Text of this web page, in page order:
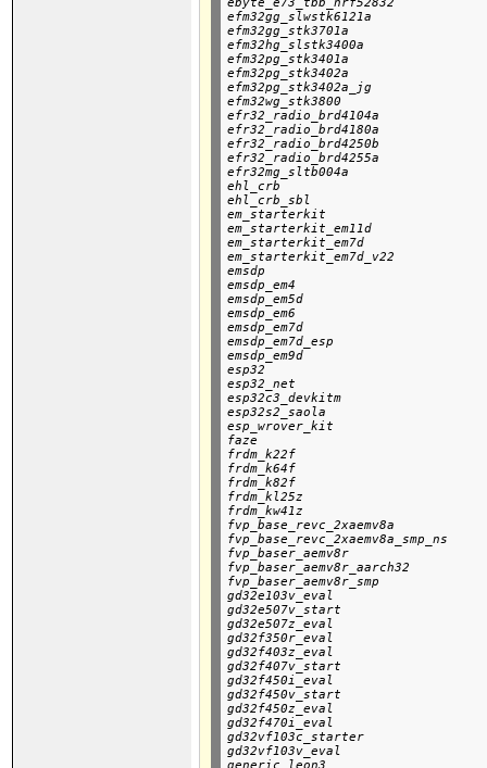
ebyte_e73_tbb_nrf52832
efm32gg_slwstk6121a
efm32gg_stk3701a
efm32hg_slstk3400a
efm32pg_stk3401a
efm32pg_stk3402a
efm32pg_stk3402a_jg
efm32wg_stk3800
efr32_radio_brd4104a
efr32_radio_brd4180a
efr32_radio_brd4250b
efr32_radio_brd4255a
efr32mg_sltb004a
ehl_crb
ehl_crb_sbl
em_starterkit
em_starterkit_em11d
em_starterkit_em7d
em_starterkit_em7d_v22
emsdp
emsdp_em4
emsdp_em5d
emsdp_em6
emsdp_em7d
emsdp_em7d_esp
emsdp_em9d
esp32
esp32_net
esp32c3_devkitm
esp32s2_saola
esp_wrover_kit
faze
frdm_k22f
frdm_k64f
frdm_k82f
frdm_kl25z
frdm_kw41z
fvp_base_revc_2xaemv8a
fvp_base_revc_2xaemv8a_smp_ns
fvp_baser_aemv8r
fvp_baser_aemv8r_aarch32
fvp_baser_aemv8r_smp
gd32e103v_eval
gd32e507v_start
gd32e507z_eval
gd32f350r_eval
gd32f403z_eval
gd32f407v_start
gd32f450i_eval
gd32f450v_start
gd32f450z_eval
gd32f470i_eval
gd32vf103c_starter
gd32vf103v_eval